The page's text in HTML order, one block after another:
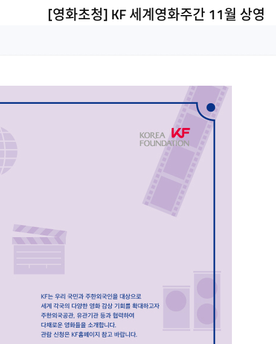
[영화초청] KF 세계영화주간 11월 상영